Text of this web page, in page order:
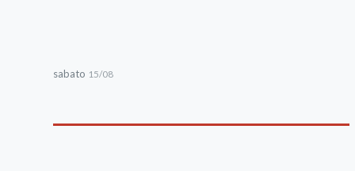
sabato 15/08